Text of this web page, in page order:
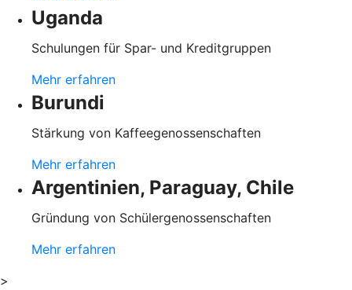
Uganda
Schulungen für Spar- und Kreditgruppen
Mehr erfahren
Burundi
Stärkung von Kaffeegenossenschaften
Mehr erfahren
Argentinien, Paraguay, Chile
Gründung von Schülergenossenschaften
Mehr erfahren
>